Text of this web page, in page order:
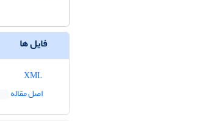
فایل ها
اصل مقاله